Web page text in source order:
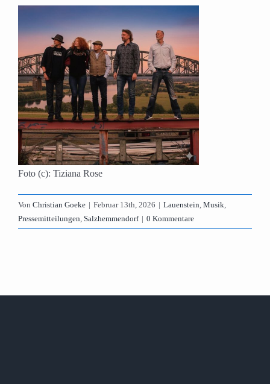
Foto (c): Tiziana Rose
Von Christian Goeke | Februar 13th, 2026 | Lauenstein Musik
Pressemitteilungen Salzhemmendorf | 0 Kommentare